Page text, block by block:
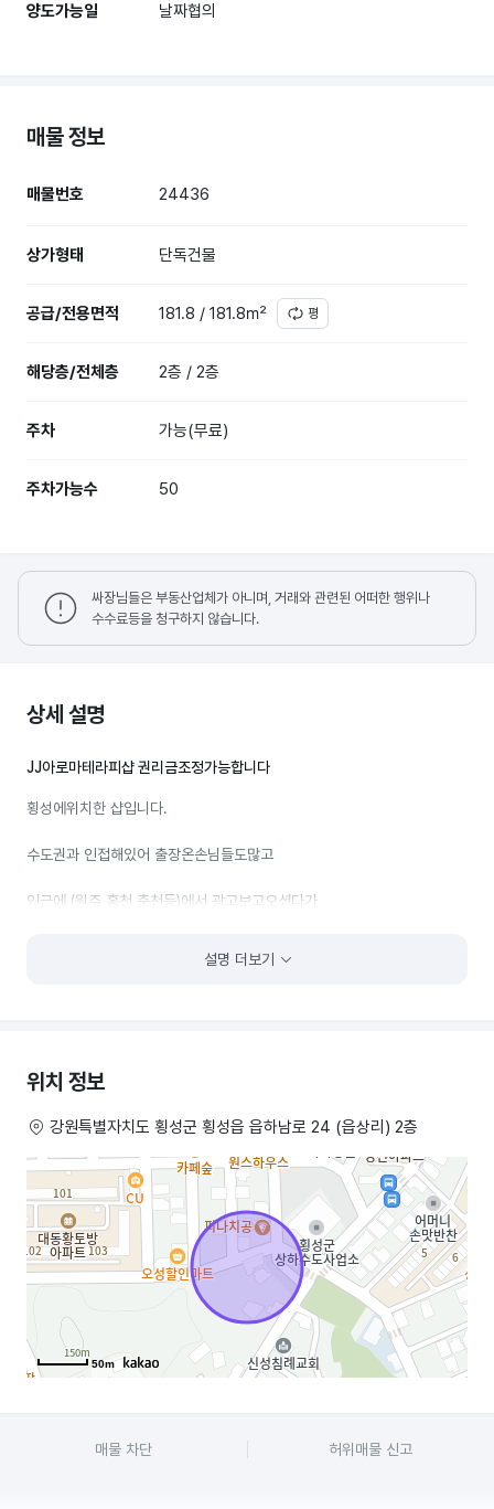
양도가능일 날짜협의
매물 정보
매물번호 24436
상가형태 단독건물
공급/전용면적 181.8 / 181.8㎡ 평
해당층/전체층 2층 / 2층
주차 가능(무료)
주차가능수 50
싸장님들은 부동산업체가 아니며, 거래와 관련된 어떠한 행위나
수수료등을 청구하지 않습니다.
상세 설명
JJ아로마테라피샵 권리금조정가능합니다
횡성에위치한 샵입니다.
수도권과 인접해있어 출장온손님들도많고
인근에 (원주 홍천 춘천등)에서 광고보고오셨다가
조정되오니 부담 갖지 마시고 전화 주세요
설명 더보기
위치 정보
강원특별자치도 횡성군 횡성읍 읍하남로 24 (읍상리) 2층
50m
매물 차단 허위매물 신고